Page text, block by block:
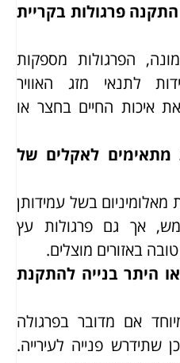
פרגולות בקריית
הפרגולות מספקות
לתנאי מזג האוויר
איכות החיים בחצר או
מתאימים לאקלים של
מאלומיניום בשל עמידותן
אך גם פרגולות עץ
באזורים מוצלים.
היתר בנייה להתקנת
אם מדובר בפרגולה
שתידרש פנייה לעירייה.